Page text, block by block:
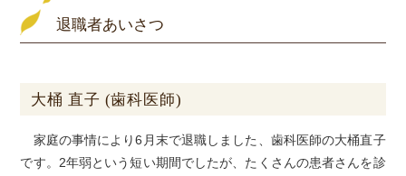
退職者あいさつ
大桶 直子 (歯科医師)
家庭の事情により6月末で退職しました、歯科医師の大桶直子
です。2年弱という短い期間でしたが、たくさんの患者さんを診